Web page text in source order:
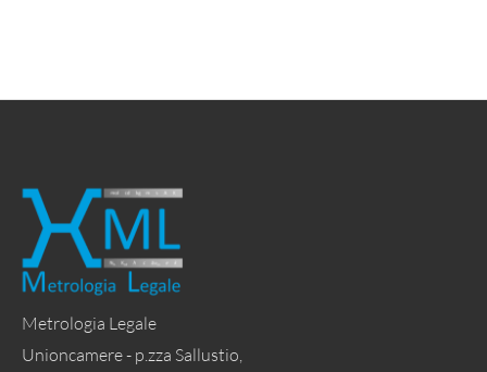
Metrologia Legale
Unioncamere - p.zza Sallustio,